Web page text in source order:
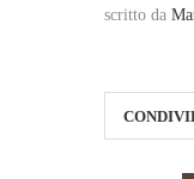
scritto da